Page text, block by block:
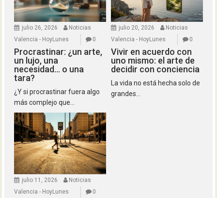
julio 26, 2026
Noticias
Valencia - HoyLunes
0
Procrastinar: ¿un arte,
un lujo, una
necesidad… o una
tara?
¿Y si procrastinar fuera algo
más complejo que...
julio 20, 2026
Noticias
Valencia - HoyLunes
0
Vivir en acuerdo con
uno mismo: el arte de
decidir con conciencia
La vida no está hecha solo de
grandes...
julio 11, 2026
Noticias
Valencia - HoyLunes
0